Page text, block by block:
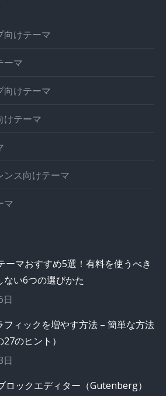
向けテーマ
ーマ
向けテーマ
けテーマ
ンス向けテーマ
マ
ーマおすすめ5選！有料を使うべき
ない6つの選びかた
フィックを増やす方法 – 簡単な方法
27のヒント）
ロックエディター（Gutenberg）